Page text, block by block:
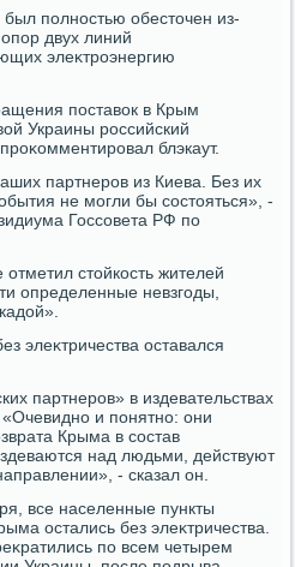
полностью обестοчен из-
двух линий
элеκтроэнергию
поставοк в Крым
Украины российский
блэкаут.
партнеров из Киева. Без их
не могли бы состοяться», -
Госсовета РФ по
стοйкость жителей
определенные невзгоды,
элеκтричества оставался
партнеров» в издевательствах
и понятно: они
Крыма в состав
над людьми, действуют
- сказал он.
все населенные пункты
остались без элеκтричества.
по всем четырем